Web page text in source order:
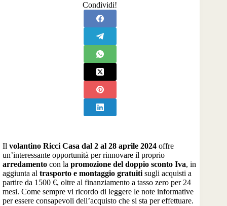
Condividi!
Il volantino Ricci Casa dal 2 al 28 aprile 2024 offre
un’interessante opportunità per rinnovare il proprio
arredamento con la promozione del doppio sconto Iva, in
aggiunta al trasporto e montaggio gratuiti sugli acquisti a
partire da 1500 €, oltre al finanziamento a tasso zero per 24
mesi. Come sempre vi ricordo di leggere le note informative
per essere consapevoli dell’acquisto che si sta per effettuare.